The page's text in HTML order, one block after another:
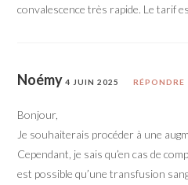
convalescence très rapide. Le tarif
Noémy 4 JUIN 2025 RÉPONDRE
Bonjour,
Je souhaiterais procéder à une
Cependant, je sais qu’en cas de
est possible qu’une transfusion